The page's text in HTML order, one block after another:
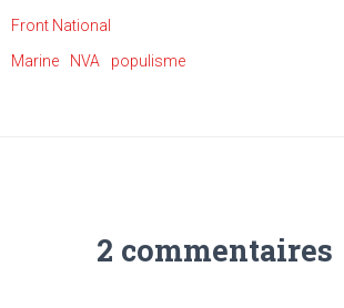
Front National
Marine NVA
populisme
2 commentaires